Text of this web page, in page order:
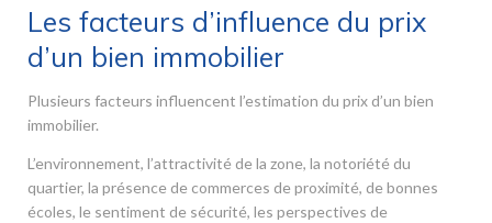
Les facteurs d’influence du prix
d’un bien immobilier
Plusieurs facteurs influencent l’estimation du prix d’un bien
immobilier.
L’environnement, l’attractivité de la zone, la notoriété du
quartier, la présence de commerces de proximité, de bonnes
écoles, le sentiment de sécurité, les perspectives de